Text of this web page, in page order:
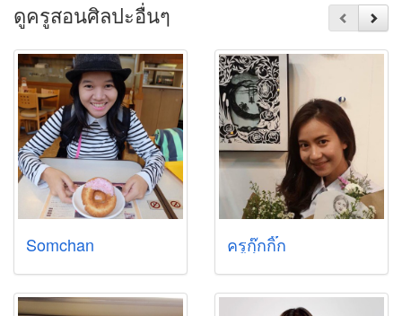
ดูครูสอนศิลปะอื่นๆ
Somchan ครูกุ๊กกิ๊ก